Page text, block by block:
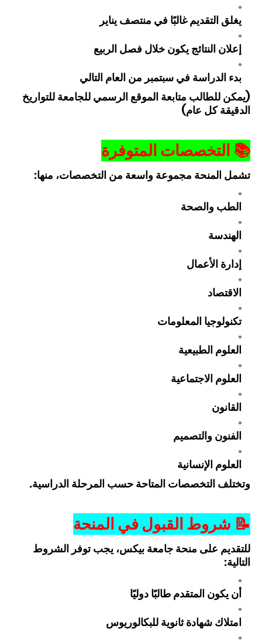
يغلق التقديم غالبًا في منتصف يناير
إعلان النتائج يكون خلال فصل الربيع
بدء الدراسة في سبتمبر من العام التالي
(يمكن للطالب متابعة الموقع الرسمي للجامعة للتواريخ
الدقيقة كل عام)
📚 التخصصات المتوفرة
تشمل المنحة مجموعة واسعة من التخصصات، منها:
الطب والصحة
الهندسة
إدارة الأعمال
الاقتصاد
تكنولوجيا المعلومات
العلوم الطبيعية
العلوم الاجتماعية
القانون
الفنون والتصميم
العلوم الإنسانية
وتختلف التخصصات المتاحة حسب المرحلة الدراسية.
📝 شروط القبول في المنحة
للتقديم على منحة جامعة بيكس، يجب توفر الشروط
التالية:
أن يكون المتقدم طالبًا دوليًا
امتلاك شهادة ثانوية للبكالوريوس